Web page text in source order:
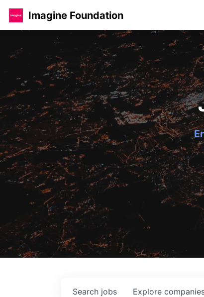
Imagine Foundation
Search jobs Explore